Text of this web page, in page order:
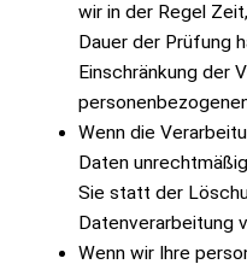
wir in der Regel
Dauer der Prüfung
Einschränkung der
Wenn die
Daten
Sie statt der
Datenverarbeitung
Wenn wir Ihre